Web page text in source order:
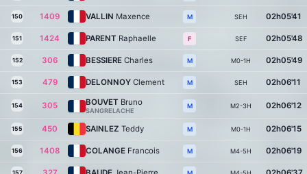
150 1409 VALLIN Maxence M SEH 02h05'41
151 1424 PARENT Raphaelle F SEF 02h05'48
152 306 BESSIERE Charles M M0-1H 02h05'49
153 479 DELONNOY Clement M SEH 02h06'11
154 305 BOUVET Bruno
SANGRELACHE
M M2-3H 02h06'12
155 450 SAINLEZ Teddy M M0-1H 02h06'15
156 1408 COLANGE Francois M M4-5H 02h06'19
157